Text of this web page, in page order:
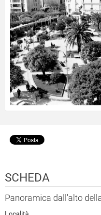
SCHEDA
Panoramica dall'alto
Località